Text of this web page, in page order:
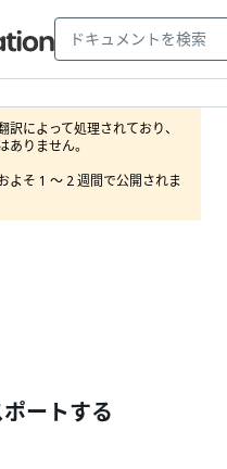
によって処理されており、
りません。
よそ 1 ～ 2 週間で公開されま
ートする